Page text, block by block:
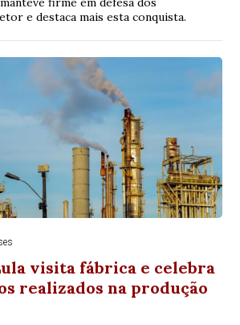
e destaca mais esta conquista.
visita fábrica e celebra
realizados na produção